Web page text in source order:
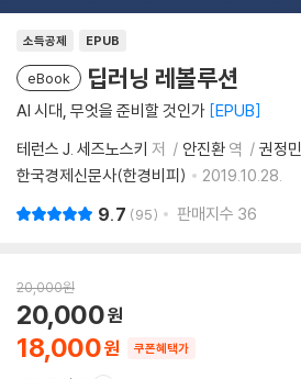
소득공제 EPUB
eBook 딥러닝 레볼루션
AI 시대, 무엇을 준비할 것인가 EPUB
테런스 J. 세즈노스키 저 안진환 역 권정민
한국경제신문사(한경비피)
2019.10.28.
9.7 95 판매지수 36
20,000원
18,000
20,000
쿠폰혜택가